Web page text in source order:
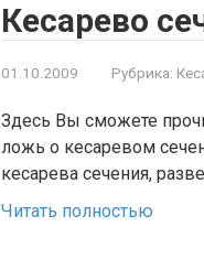
Кесарево
01.10.2009 Рубрика:
Здесь Вы сможете
ложь о кесаревом
кесарева сечения,
Читать полностью